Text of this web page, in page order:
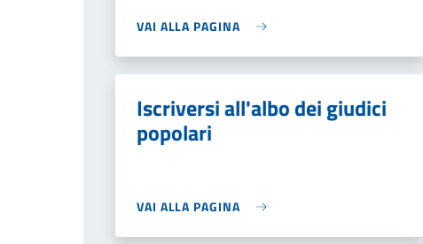
VAI ALLA PAGINA
Iscriversi all'albo dei giudici
popolari
VAI ALLA PAGINA